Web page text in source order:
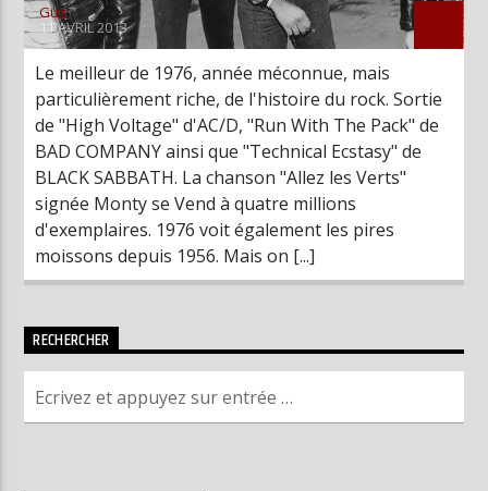
Gus
11 AVRIL 2013
Le meilleur de 1976, année méconnue, mais
particulièrement riche, de l'histoire du rock. Sortie
de "High Voltage" d'AC/D, "Run With The Pack" de
BAD COMPANY ainsi que "Technical Ecstasy" de
BLACK SABBATH. La chanson "Allez les Verts"
signée Monty se Vend à quatre millions
d'exemplaires. 1976 voit également les pires
moissons depuis 1956. Mais on [...]
RECHERCHER